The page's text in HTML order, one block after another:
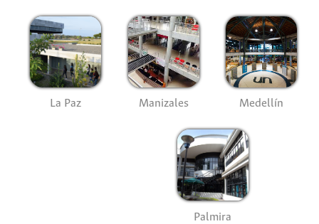
La Paz Manizales Medellín
Palmira